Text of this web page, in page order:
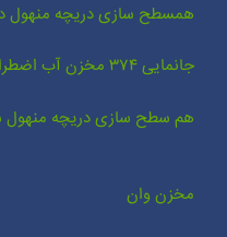
همسطح سازی دریچه منهول
جانمایی ۳۷۴ مخزن آب اضطراری در تهران
هم سطح سازی دریچه منهول
مخزن وان